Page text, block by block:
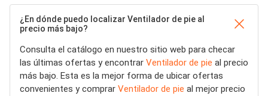
¿En dónde puedo localizar Ventilador de pie al
precio más bajo?
Consulta el catálogo en nuestro sitio web para checar
las últimas ofertas y encontrar Ventilador de pie al precio
más bajo. Esta es la mejor forma de ubicar ofertas
convenientes y comprar Ventilador de pie al mejor precio